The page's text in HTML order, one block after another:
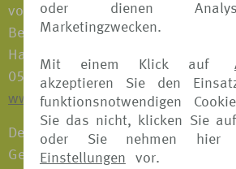
oder dienen
Marketingzwecken.
Mit einem Klick auf
akzeptieren Sie den
funktionsnotwendigen
Sie das nicht, klicken Sie auf
oder Sie nehmen hier
Einstellungen
vor.
vorhanden; zuständige
Berufskammer: Industrie- und
Hannover, Schiffgraben 49, 30175
0511 310 7 0, Fax: 0511 310 74 36,
www.hannover.ihk.de
Der Erlaubnisumfang gemäß § 34d
Gewerbeordnung ist auf der